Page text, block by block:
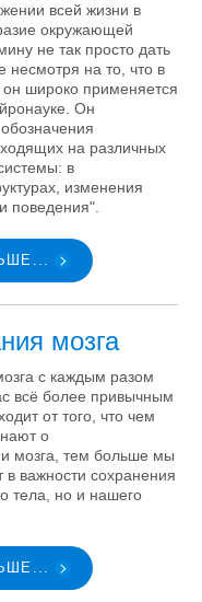
всей жизни в
окружающей
не так просто дать
несмотря на то, что в
широко применяется
Он
на различных
в
изменения
поведения".
мозга
с каждым разом
всё более привычным
от того, что чем
о
мозга, тем больше мы
в важности сохранения
тела, но и нашего